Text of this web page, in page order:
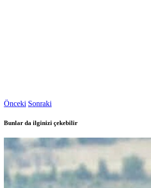
Önceki Sonraki
Bunlar da ilginizi çekebilir